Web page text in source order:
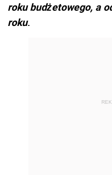
roku budżetowego, a
roku.